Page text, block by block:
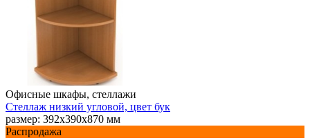
Офисные шкафы, стеллажи
Стеллаж низкий угловой, цвет бук
размер: 392х390х870 мм
Распродажа